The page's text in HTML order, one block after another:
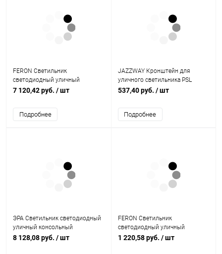
FERON Светильник
светодиодный уличный
ДКУ-150вт 5000К IP65 (SP3050)
7 120,42 руб. / шт
Подробнее
JAZZWAY Кронштейн для
уличного светильника PSL
D40*1.5 (5009516)
537,40 руб. / шт
Подробнее
ЭРА Светильник светодиодный
уличный консольный
ДКУ-100Вт SPP-5-100-5K-W IP65
8 128,08 руб. / шт
FERON Светильник
светодиодный уличный
ДКУ-30вт 6400К IP65 (SP3031)
1 220,58 руб. / шт